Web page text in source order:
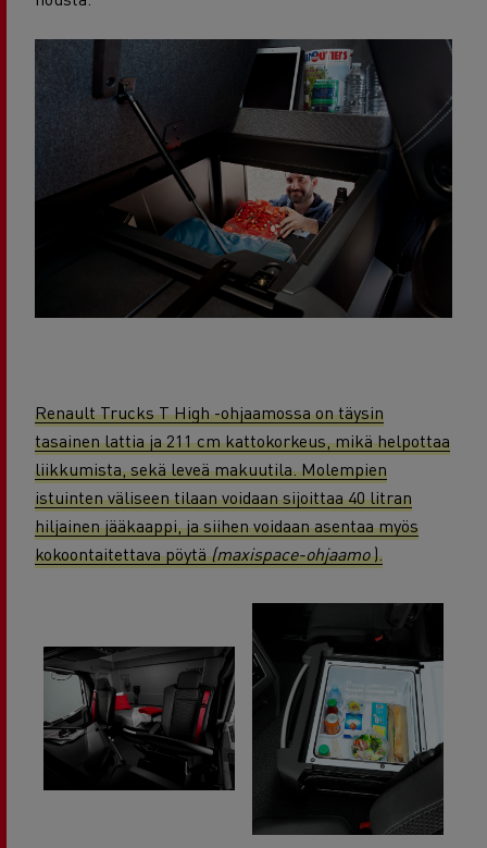
Renault Trucks T High -ohjaamossa on täysin
tasainen lattia ja 211 cm kattokorkeus, mikä helpottaa
liikkumista, sekä leveä makuutila. Molempien
istuinten väliseen tilaan voidaan sijoittaa 40 litran
hiljainen jääkaappi, ja siihen voidaan asentaa myös
kokoontaitettava pöytä(maxispace-ohjaamo).